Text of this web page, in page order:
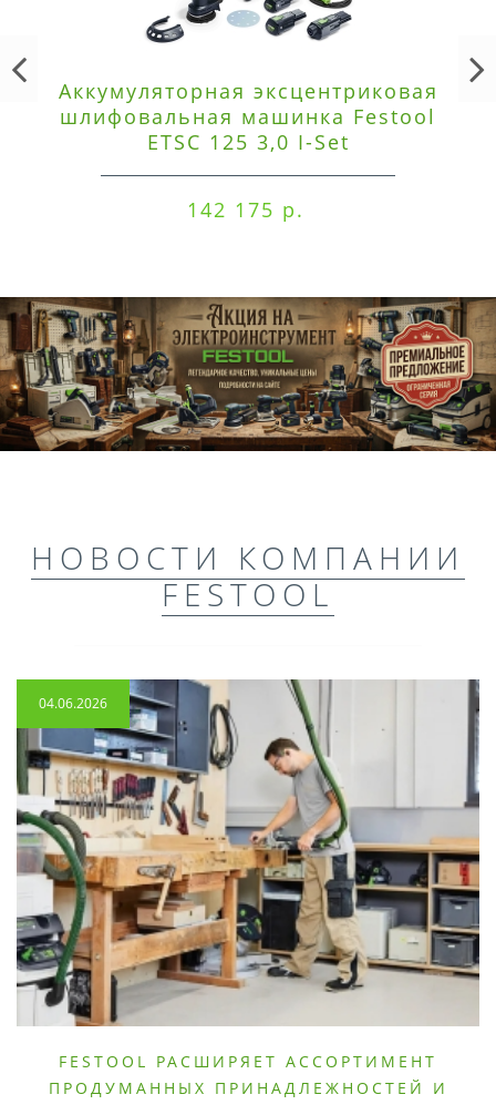
Аккумуляторная эксцентриковая
шлифовальная машинка Festool
ETSC 125 3,0 I-Set
142 175 р.
НОВОСТИ КОМПАНИИ
FESTOOL
04.06.2026
FESTOOL РАСШИРЯЕТ АССОРТИМЕНТ
ПРОДУМАННЫХ ПРИНАДЛЕЖНОСТЕЙ И